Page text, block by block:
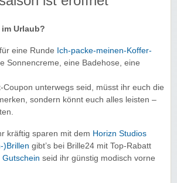
Urlaub?
eine Runde Ich-packe-meinen-Koffer-
Sonnencreme, eine Badehose, eine
Coupon unterwegs seid, müsst ihr euch die
sondern könnt euch alles leisten –
kräftig sparen mit dem Horizn Studios
)Brillen gibt’s bei Brille24 mit Top-Rabatt
Gutschein seid ihr günstig modisch vorne